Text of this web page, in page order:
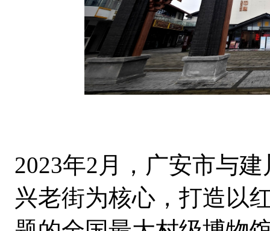
2023年2月，广安市与
兴老街为核心，打造以